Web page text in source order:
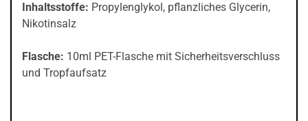
Inhaltsstoffe: Propylenglykol, pflanzliches Glycerin,
Nikotinsalz
Flasche: 10ml PET-Flasche mit Sicherheitsverschluss
und Tropfaufsatz